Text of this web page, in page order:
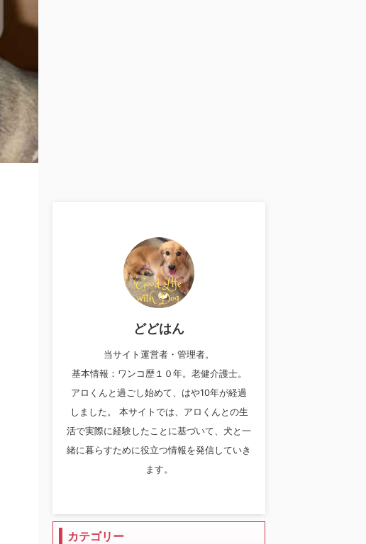
どどはん
当サイト運営者・管理者。
基本情報：ワンコ歴１０年。老健介護士。
アロくんと過ごし始めて、はや10年が経過
しました。 本サイトでは、アロくんとの生
活で実際に経験したことに基づいて、犬と一
緒に暮らすために役立つ情報を発信していき
ます。
カテゴリー